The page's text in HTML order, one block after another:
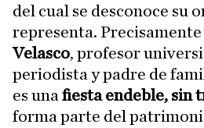
del cual se desconoce su
representa.
Velasco, profesor
periodista y padre de
es una fiesta endeble, sin
forma parte del